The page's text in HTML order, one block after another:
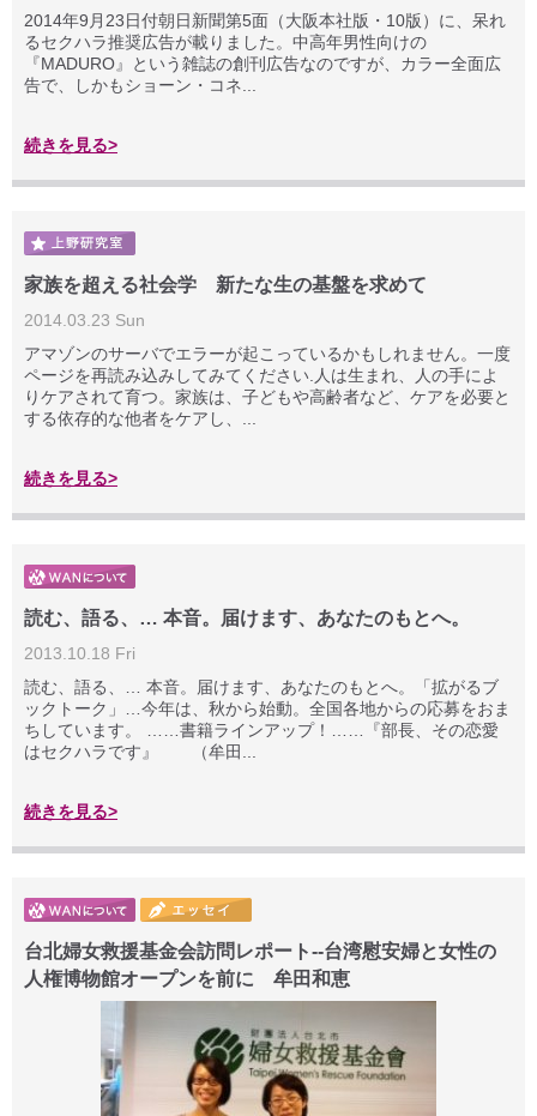
2014年9月23日付朝日新聞第5面（大阪本社版・10版）に、呆れ
るセクハラ推奨広告が載りました。中高年男性向けの
『MADURO』という雑誌の創刊広告なのですが、カラー全面広
告で、しかもショーン・コネ...
続きを見る>
家族を超える社会学 新たな生の基盤を求めて
2014.03.23 Sun
アマゾンのサーバでエラーが起こっているかもしれません。一度
ページを再読み込みしてみてください.人は生まれ、人の手によ
りケアされて育つ。家族は、子どもや高齢者など、ケアを必要と
する依存的な他者をケアし、...
続きを見る>
読む、語る、… 本音。届けます、あなたのもとへ。
2013.10.18 Fri
読む、語る、… 本音。届けます、あなたのもとへ。「拡がるブ
ックトーク」…今年は、秋から始動。全国各地からの応募をおま
ちしています。 ……書籍ラインアップ！……『部長、その恋愛
はセクハラです』 （牟田...
続きを見る>
台北婦女救援基金会訪問レポート--台湾慰安婦と女性の
人権博物館オープンを前に 牟田和恵